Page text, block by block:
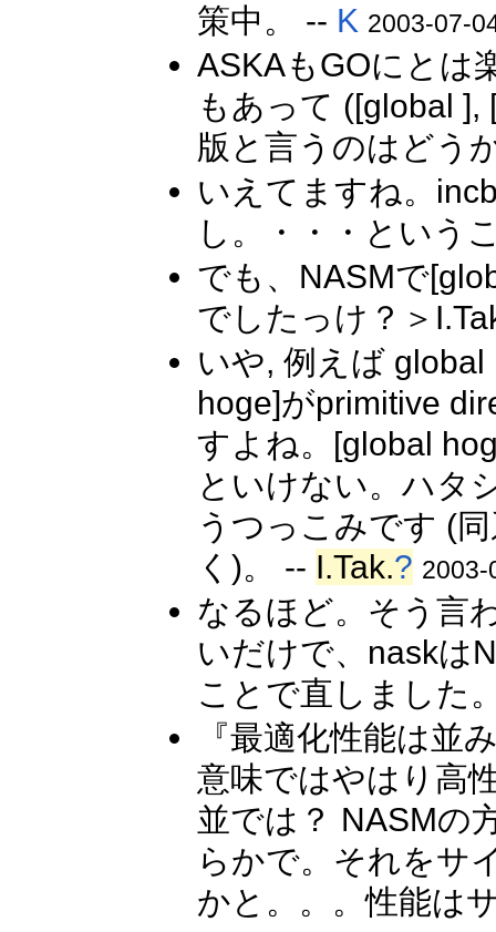
策中。 -- K 2003-07-
ASKAもGOにとは
もあって ([global
版と言うのはどう
いえてますね。
し。・・・という
でも、NASMで
でしたっけ？＞
いや, 例えば
hoge]がprimitive
すよね。[global
といけない。ハタ
うつっこみです (
く)。 -- I.Tak.? 2003-
なるほど。そう言
いだけで、naskは
ことで直しました
『最適化性能は並
意味ではやはり高
並では？ NASMの
らかで。それをサ
かと。。。性能は